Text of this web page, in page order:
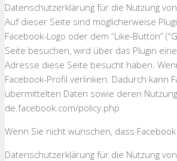
Datenschutzerklärung für die Nutzung
Auf dieser Seite sind möglicherweise
Facebook-Logo oder dem “Like-Button”
Seite besuchen, wird über das Plugin
Adresse diese Seite besucht haben.
Facebook-Profil verlinken. Dadurch
übermittelten Daten sowie deren
de.facebook.com/policy.php
Wenn Sie nicht wünschen, dass
Datenschutzerklärung für die Nutzung